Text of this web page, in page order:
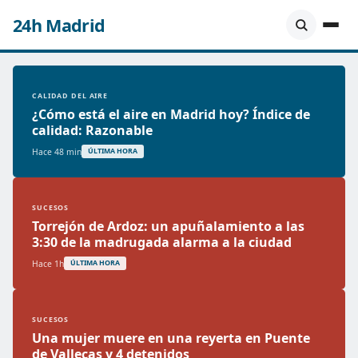
24h Madrid
CALIDAD DEL AIRE
¿Cómo está el aire en Madrid hoy? Índice de
calidad: Razonable
Hace 48 min ÚLTIMA HORA
SUCESOS
Torrejón de Ardoz: un apuñalamiento a las
3:30 de la madrugada alarma a la ciudad
Hace 1h ÚLTIMA HORA
SUCESOS
Una mujer muere en una reyerta en Puente
de Vallecas y 4 detenidos